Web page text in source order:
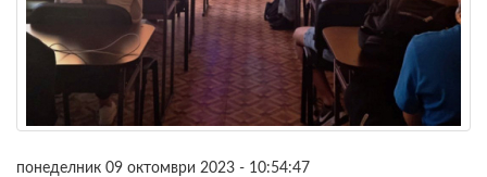
понеделник 09 октомври 2023 - 10:54:47